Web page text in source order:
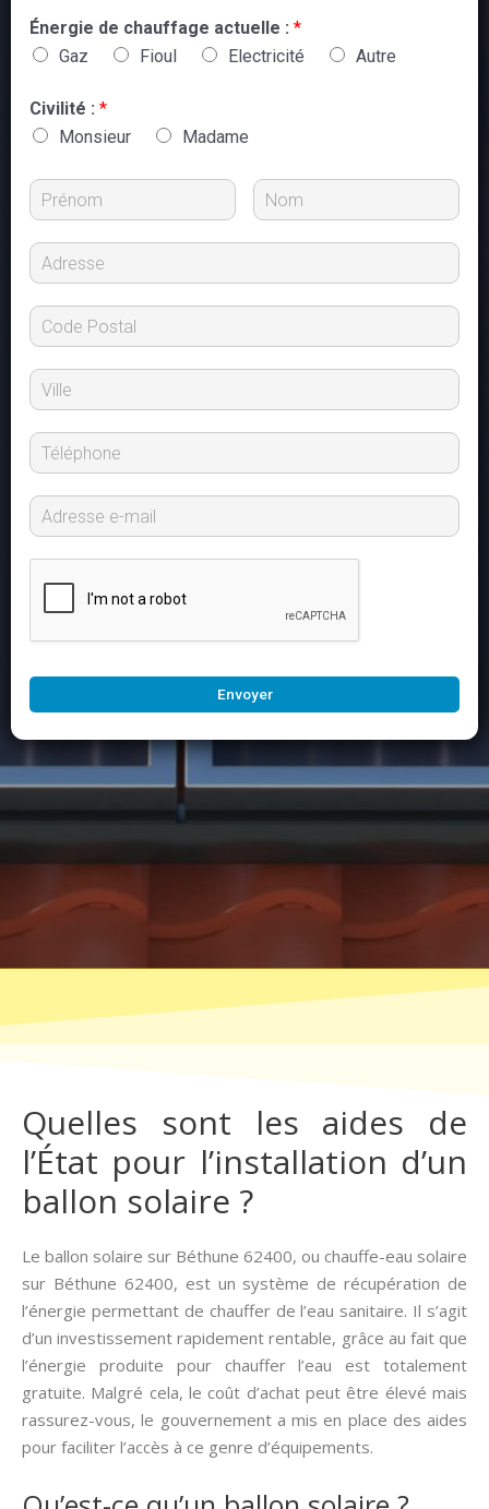
Énergie de chauffage actuelle : *
Gaz
Fioul Electricité Autre
Civilité : *
Monsieur
Madame
Envoyer
Quelles sont les aides de
l’État pour l’installation d’un
ballon solaire ?
Le ballon solaire sur Béthune 62400, ou chauffe-eau solaire
sur Béthune 62400, est un système de récupération de
l’énergie permettant de chauffer de l’eau sanitaire. Il s’agit
d’un investissement rapidement rentable, grâce au fait que
l’énergie produite pour chauffer l’eau est totalement
gratuite. Malgré cela, le coût d’achat peut être élevé mais
rassurez-vous, le gouvernement a mis en place des aides
pour faciliter l’accès à ce genre d’équipements.